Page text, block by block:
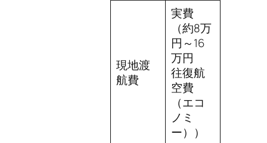
現地渡
航費
実費
（約8万
円～16
万円
往復航
空費
（エコ
ノミ
ー））